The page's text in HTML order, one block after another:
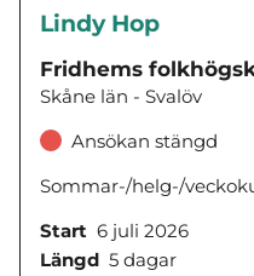
Lindy Hop
Fridhems
Skåne län - Svalöv
Ansökan stängd
Sommar-/helg-/
Start 6 juli 2026
Längd 5 dagar